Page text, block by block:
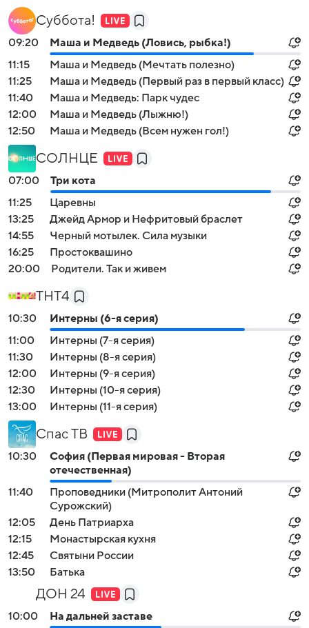
Суббота!
09:20
Маша и Медведь (Ловись, рыбка!)
11:15
Маша и Медведь (Мечтать полезно)
11:25
Маша и Медведь (Первый раз в первый класс)
11:40
Маша и Медведь: Парк чудес
12:00
Маша и Медведь (Лыжню!)
12:50
Маша и Медведь (Всем нужен гол!)
СОЛНЦЕ
07:00
Три кота
11:25
Царевны
13:25
Джейд Армор и Нефритовый браслет
14:55
Черный мотылек. Сила музыки
16:25
Простоквашино
20:00
Родители. Так и живем
ТНТ4
10:30
Интерны (6-я серия)
11:00
Интерны (7-я серия)
11:30
Интерны (8-я серия)
12:00
Интерны (9-я серия)
12:30
Интерны (10-я серия)
13:00
Интерны (11-я серия)
Спас ТВ
10:30
София (Первая мировая - Вторая
отечественная)
11:40
Проповедники (Митрополит Антоний
Сурожский)
12:05
День Патриарха
12:15
Монастырская кухня
12:45
Святыни России
13:50
Батька
ДОН 24
10:00
На дальней заставе